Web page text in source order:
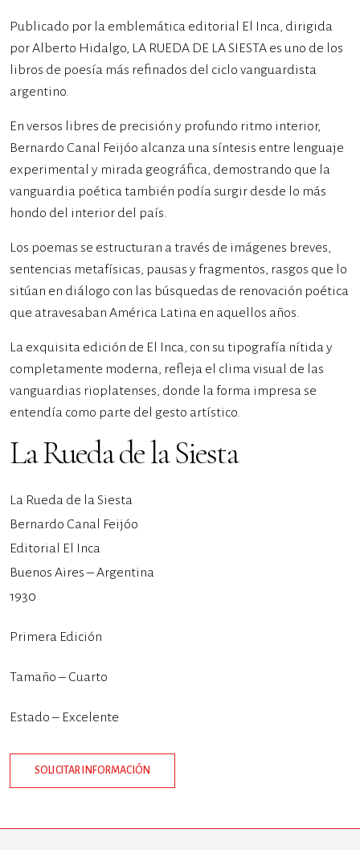
Publicado por la emblemática editorial El Inca, dirigida
por Alberto Hidalgo, LA RUEDA DE LA SIESTA es uno de los
libros de poesía más refinados del ciclo vanguardista
argentino.
En versos libres de precisión y profundo ritmo interior,
Bernardo Canal Feijóo alcanza una síntesis entre lenguaje
experimental y mirada geográfica, demostrando que la
vanguardia poética también podía surgir desde lo más
hondo del interior del país.
Los poemas se estructuran a través de imágenes breves,
sentencias metafísicas, pausas y fragmentos, rasgos que lo
sitúan en diálogo con las búsquedas de renovación poética
que atravesaban América Latina en aquellos años.
La exquisita edición de El Inca, con su tipografía nítida y
completamente moderna, refleja el clima visual de las
vanguardias rioplatenses, donde la forma impresa se
entendía como parte del gesto artístico.
La Rueda de la Siesta
La Rueda de la Siesta
Bernardo Canal Feijóo
Editorial El Inca
Buenos Aires – Argentina
1930
Primera Edición
Tamaño – Cuarto
Estado – Excelente
SOLICITAR INFORMACIÓN